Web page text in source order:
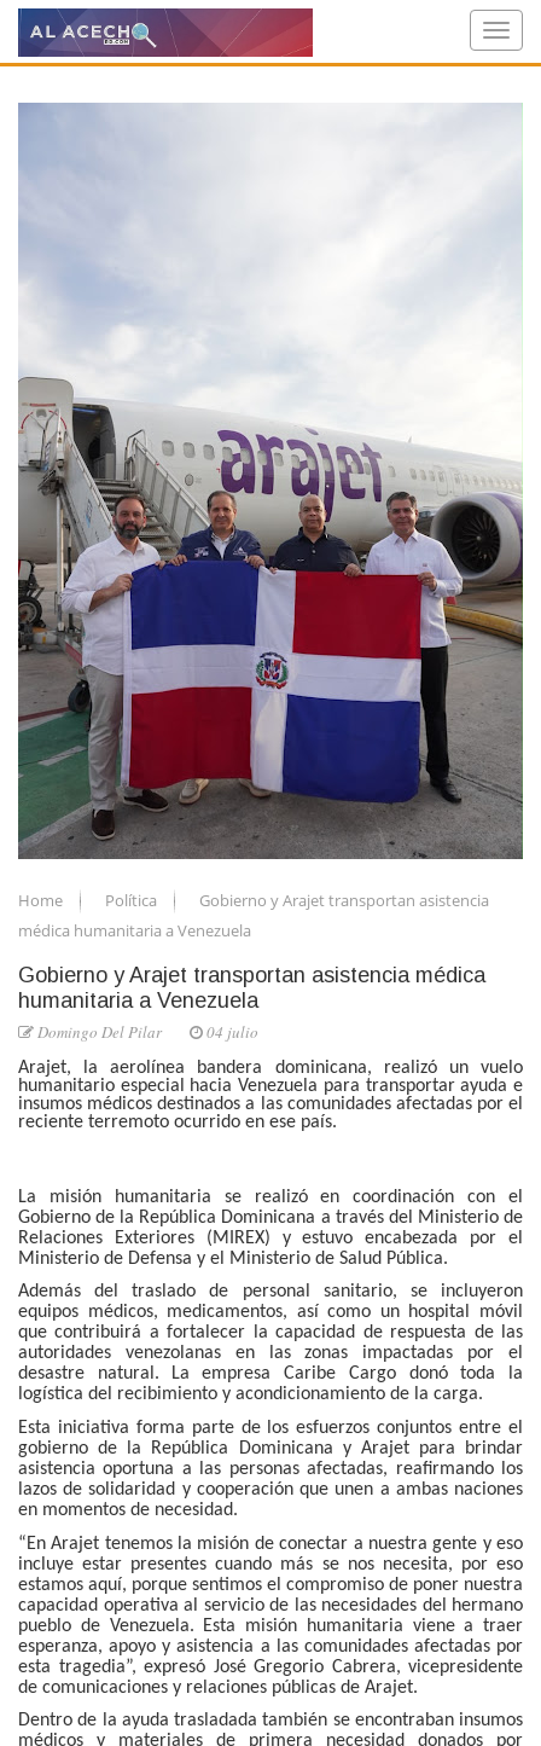
Home Política
Gobierno y Arajet transportan asistencia
médica humanitaria a Venezuela
Gobierno y Arajet transportan asistencia médica
humanitaria a Venezuela
Domingo Del Pilar 04 julio
Arajet, la aerolínea bandera dominicana, realizó un vuelo
humanitario especial hacia Venezuela para transportar ayuda e
insumos médicos destinados a las comunidades afectadas por el
reciente terremoto ocurrido en ese país.
La misión humanitaria se realizó en coordinación con el
Gobierno de la República Dominicana a través del Ministerio de
Relaciones Exteriores (MIREX) y estuvo encabezada por el
Ministerio de Defensa y el Ministerio de Salud Pública.
Además del traslado de personal sanitario, se incluyeron
equipos médicos, medicamentos, así como un hospital móvil
que contribuirá a fortalecer la capacidad de respuesta de las
autoridades venezolanas en las zonas impactadas por el
desastre natural.
La empresa Caribe Cargo donó toda la
logística del recibimiento y acondicionamiento de la carga.
Esta iniciativa forma parte de los esfuerzos conjuntos entre el
gobierno de la República Dominicana y Arajet para brindar
asistencia oportuna a las personas afectadas, reafirmando los
lazos de solidaridad y cooperación que unen a ambas naciones
en momentos de necesidad.
“En Arajet tenemos la misión de conectar a nuestra gente y eso
incluye estar presentes cuando más se nos necesita, por eso
estamos aquí, porque sentimos el compromiso de poner nuestra
capacidad operativa al servicio de las necesidades del hermano
pueblo de Venezuela. Esta misión humanitaria viene a traer
esperanza, apoyo y asistencia a las comunidades afectadas por
esta tragedia”, expresó José Gregorio Cabrera, vicepresidente
de comunicaciones y relaciones públicas de Arajet.
Dentro de la ayuda trasladada también se encontraban insumos
médicos y materiales de primera necesidad donados por